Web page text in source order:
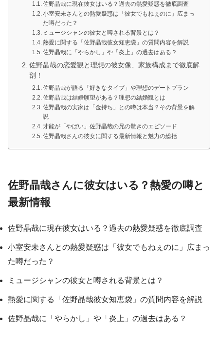
佐野晶哉に現在彼女はいる？過去の熱愛疑惑を徹底調査
小室安未さんとの熱愛疑惑は「彼女でもねぇのに」広まっ
た噂だった？
ミュージシャンの彼女と噂される背景とは？
熱愛に関する「佐野晶哉彼女知恵袋」の質問内容を解説
佐野晶哉に「やらかし」や「炎上」の過去はある？
佐野晶哉の恋愛観と理想の彼女像、家族構成まで徹底解
剖！
佐野晶哉が語る「好きなタイプ」や理想のデートプラン
佐野晶哉は結婚願望がある？理想の結婚観とは
佐野晶哉の実家は「金持ち」との噂は本当？その背景を解
説
才能が「やばい」佐野晶哉の兄の驚きのエピソード
佐野晶哉さんの彼女に関する最新情報と魅力の総括
佐野晶哉さんに彼女はいる？熱愛の噂と
最新情報
佐野晶哉に現在彼女はいる？過去の熱愛疑惑を徹底調査
小室安未さんとの熱愛疑惑は「彼女でもねぇのに」広まっ
た噂だった？
ミュージシャンの彼女と噂される背景とは？
熱愛に関する「佐野晶哉彼女知恵袋」の質問内容を解説
佐野晶哉に「やらかし」や「炎上」の過去はある？